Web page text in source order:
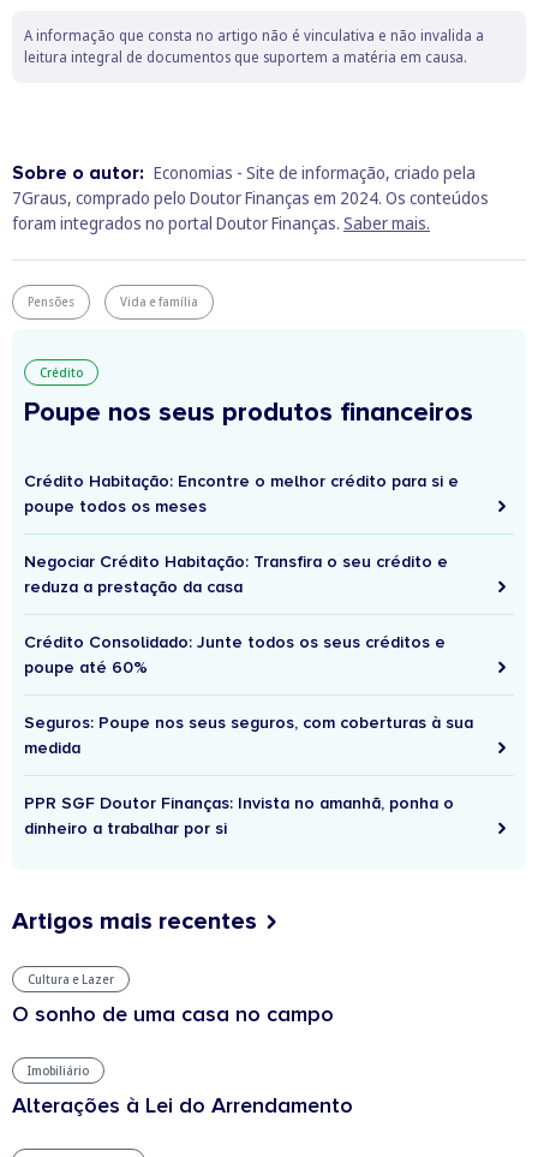
A informação que consta no artigo não é vinculativa e não invalida a
leitura integral de documentos que suportem a matéria em causa.
Sobre o autor: Economias - Site de informação, criado pela
7Graus, comprado pelo Doutor Finanças em 2024. Os conteúdos
foram integrados no portal Doutor Finanças. Saber mais.
Pensões Vida e família
Crédito
Poupe nos seus produtos financeiros
Crédito Habitação: Encontre o melhor crédito para si e
poupe todos os meses
Negociar Crédito Habitação: Transfira o seu crédito e
reduza a prestação da casa
Crédito Consolidado: Junte todos os seus créditos e
poupe até 60%
Seguros: Poupe nos seus seguros, com coberturas à sua
medida
PPR SGF Doutor Finanças: Invista no amanhã, ponha o
dinheiro a trabalhar por si
Artigos mais recentes
Cultura e Lazer
O sonho de uma casa no campo
Imobiliário
Alterações à Lei do Arrendamento